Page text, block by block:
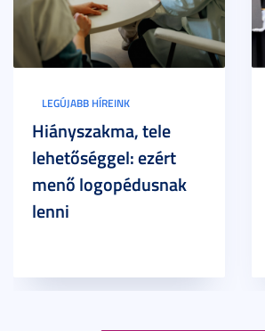
LEGÚJABB HÍREINK
Hiányszakma, tele
lehetőséggel: ezért
menő logopédusnak
lenni